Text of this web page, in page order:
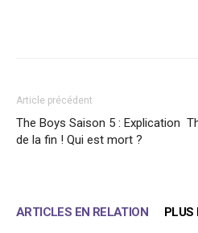
Article précédent
The Boys Saison 5 : Explication
de la fin ! Qui est mort ?
ARTICLES EN RELATION PLUS